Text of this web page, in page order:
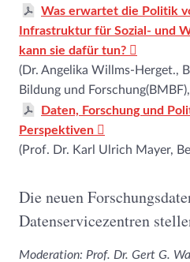
Was erwartet die Politik
Infrastruktur für Sozial- und
kann sie dafür tun?
(Dr. Angelika Willms-Herget.,
Bildung und
Daten, Forschung und
Perspektiven
(Prof. Dr. Karl Ulrich Mayer,
Die neuen
Datenservicezentren
Moderation: Prof. Dr. Gert G.